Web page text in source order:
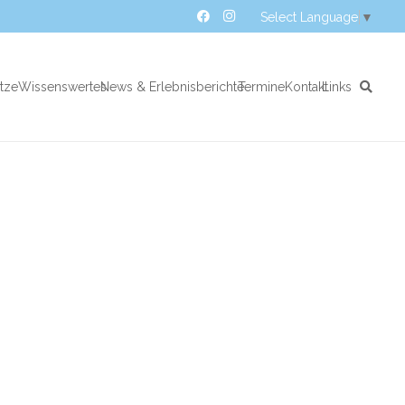
Select Language ▼
WissenswertesNews & ErlebnisberichteTermineKontaktLinks